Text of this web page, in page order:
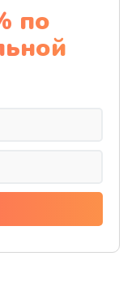
кофемашины
по